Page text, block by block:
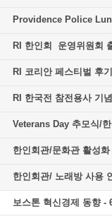
Providence Police
RI 한인회 운영위원회
RI 코리안 페스티벌 후기
RI 한국전 참전용사 기
Veterans Day 추모식/
한인회관/문화관 활성화
한인회관/ 노래방 사용
보스톤 혁신경제 동향 -